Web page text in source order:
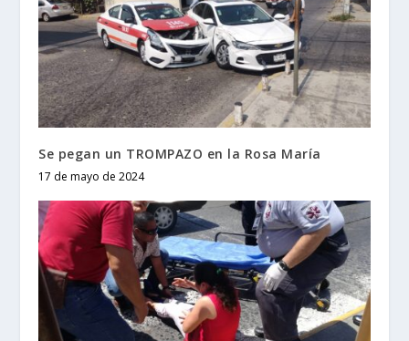
Se pegan un TROMPAZO en la Rosa María
17 de mayo de 2024